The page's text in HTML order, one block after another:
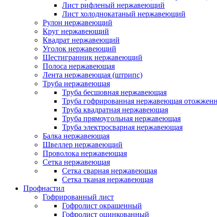
Лист рифленый нержавеющий
Лист холоднокатаный нержавеющий
Рулон нержавеющий
Круг нержавеющий
Квадрат нержавеющий
Уголок нержавеющий
Шестигранник нержавеющий
Полоса нержавеющая
Лента нержавеющая (штрипс)
Труба нержавеющая
Труба бесшовная нержавеющая
Труба гофрированная нержавеющая
Труба квадратная нержавеющая
Труба прямоугольная нержавеющая
Труба электросварная нержавеющая
Балка нержавеющая
Швеллер нержавеющий
Проволока нержавеющая
Сетка нержавеющая
Сетка сварная нержавеющая
Сетка тканая нержавеющая
Профнастил
Гофрированный лист
Гофролист окрашенный
Гофролист оцинкованный